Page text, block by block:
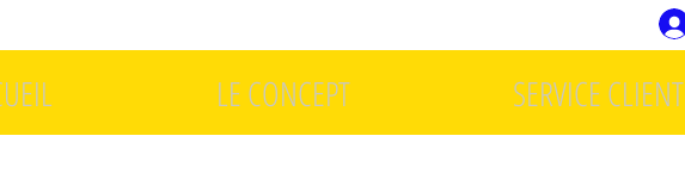
LE CONCEPT SERVICE CLIENT